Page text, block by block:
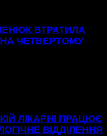
ВТРАТИЛА
ЧЕТВЕРТОМУ
ЛІКАРНІ ПРАЦЮЄ
ВІДДІЛЕННЯ